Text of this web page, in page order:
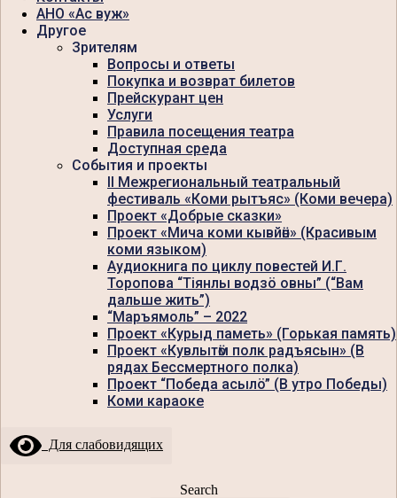
АНО «Ас вуж»
Другое
Зрителям
Вопросы и ответы
Покупка и возврат билетов
Прейскурант цен
Услуги
Правила посещения театра
Доступная среда
События и проекты
II Межрегиональный театральный
фестиваль «Коми рытъяс» (Коми вечера)
Проект «Добрые сказки»
Проект «Мича коми кывйӧн» (Красивым
коми языком)
Аудиокнига по циклу повестей И.Г.
Торопова “Тiянлы водзö овны” (“Вам
дальше жить”)
“Маръямоль” – 2022
Проект «Курыд паметь» (Горькая память)
Проект «Кувлытӧм полк радъясын» (В
рядах Бессмертного полка)
Проект “Победа асылö” (В утро Победы)
Коми караоке
Для слабовидящих
Search